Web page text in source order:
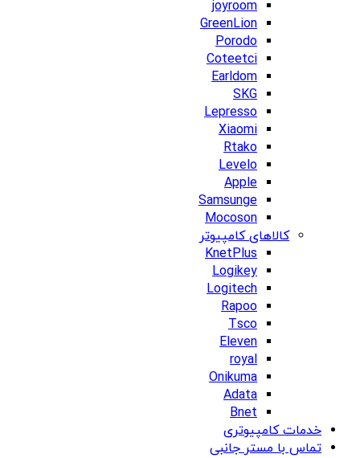
joyroom
GreenLion
Porodo
Coteetci
Earldom
SKG
Lepresso
Xiaomi
Rtako
Levelo
Apple
Samsunge
Mocoson
کالاهای کامپیوتر
KnetPlus
Logikey
Logitech
Rapoo
Tsco
Eleven
royal
Onikuma
Adata
Bnet
خدمات کامپیوتری
تماس با مستر جانبی